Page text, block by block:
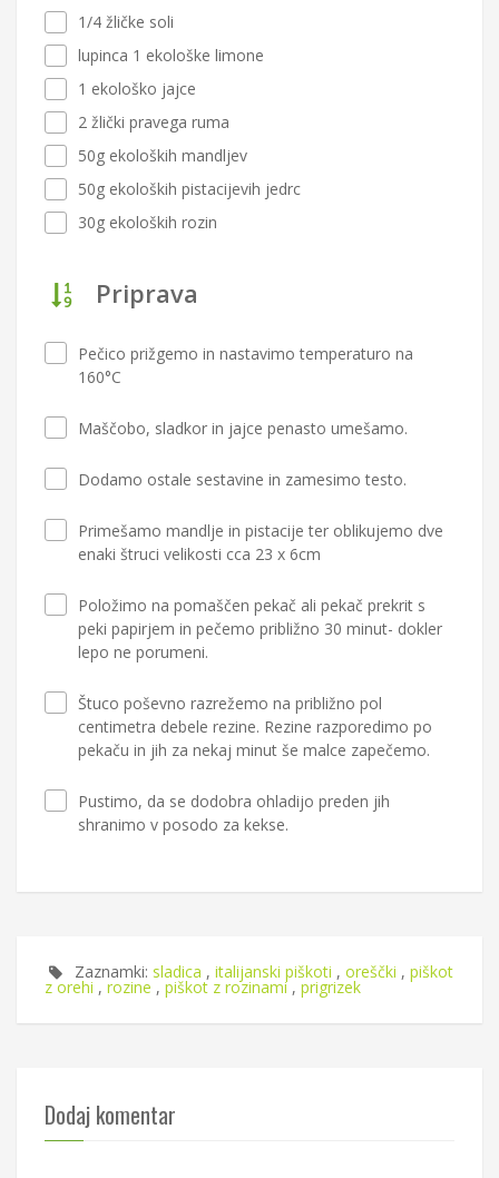
1/4 žličke soli
lupinca 1 ekološke limone
1 ekološko jajce
2 žlički pravega ruma
50g ekoloških mandljev
50g ekoloških pistacijevih jedrc
30g ekoloških rozin
Priprava
Pečico prižgemo in nastavimo temperaturo na
160°C
Maščobo, sladkor in jajce penasto umešamo.
Dodamo ostale sestavine in zamesimo testo.
Primešamo mandlje in pistacije ter oblikujemo dve
enaki štruci velikosti cca 23 x 6cm
Položimo na pomaščen pekač ali pekač prekrit s
peki papirjem in pečemo približno 30 minut- dokler
lepo ne porumeni.
Štuco poševno razrežemo na približno pol
centimetra debele rezine. Rezine razporedimo po
pekaču in jih za nekaj minut še malce zapečemo.
Pustimo, da se dodobra ohladijo preden jih
shranimo v posodo za kekse.
Zaznamki: sladica , italijanski piškoti , oreščki , piškot
z orehi , rozine , piškot z rozinami , prigrizek
Dodaj komentar